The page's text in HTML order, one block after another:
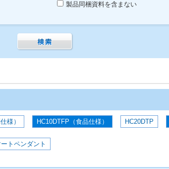
製品同梱資料を含まない
様） HC10DTFP（食品仕様） HC20DTP
トペンダント